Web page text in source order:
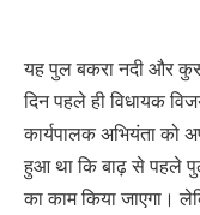
यह पुल बकरा नदी और
दिन पहले ही विधायक
कार्यपालक अभियंता
हुआ था कि बाढ़ से पहले
का काम किया जाएगा।